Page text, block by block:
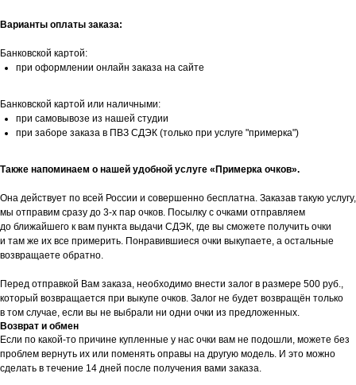
Варианты оплаты заказа:
Банковской картой:
при оформлении онлайн заказа на сайте
Банковской картой или наличными:
при самовывозе из нашей студии
при заборе заказа в ПВЗ СДЭК (только при услуге "примерка")
Также напоминаем о нашей удобной услуге «Примерка очков».
Она действует по всей России и совершенно бесплатна. Заказав такую услугу,
мы отправим сразу до 3-х пар очков. Посылку с очками отправляем
до ближайшего к вам пункта выдачи СДЭК, где вы сможете получить очки
и там же их все примерить. Понравившиеся очки выкупаете, а остальные
возвращаете обратно.
Перед отправкой Вам заказа, необходимо внести залог в размере 500 руб.,
который возвращается при выкупе очков. Залог не будет возвращён только
в том случае, если вы не выбрали ни одни очки из предложенных.
Возврат и обмен
Если по какой-то причине купленные у нас очки вам не подошли, можете без
проблем вернуть их или поменять оправы на другую модель. И это можно
сделать в течение 14 дней после получения вами заказа.